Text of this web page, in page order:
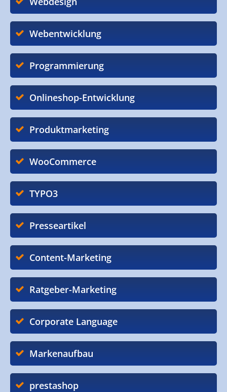
Webentwicklung
Programmierung
Onlineshop-Entwicklung
Produktmarketing
WooCommerce
TYPO3
Presseartikel
Content-Marketing
Ratgeber-Marketing
Corporate Language
Markenaufbau
prestashop